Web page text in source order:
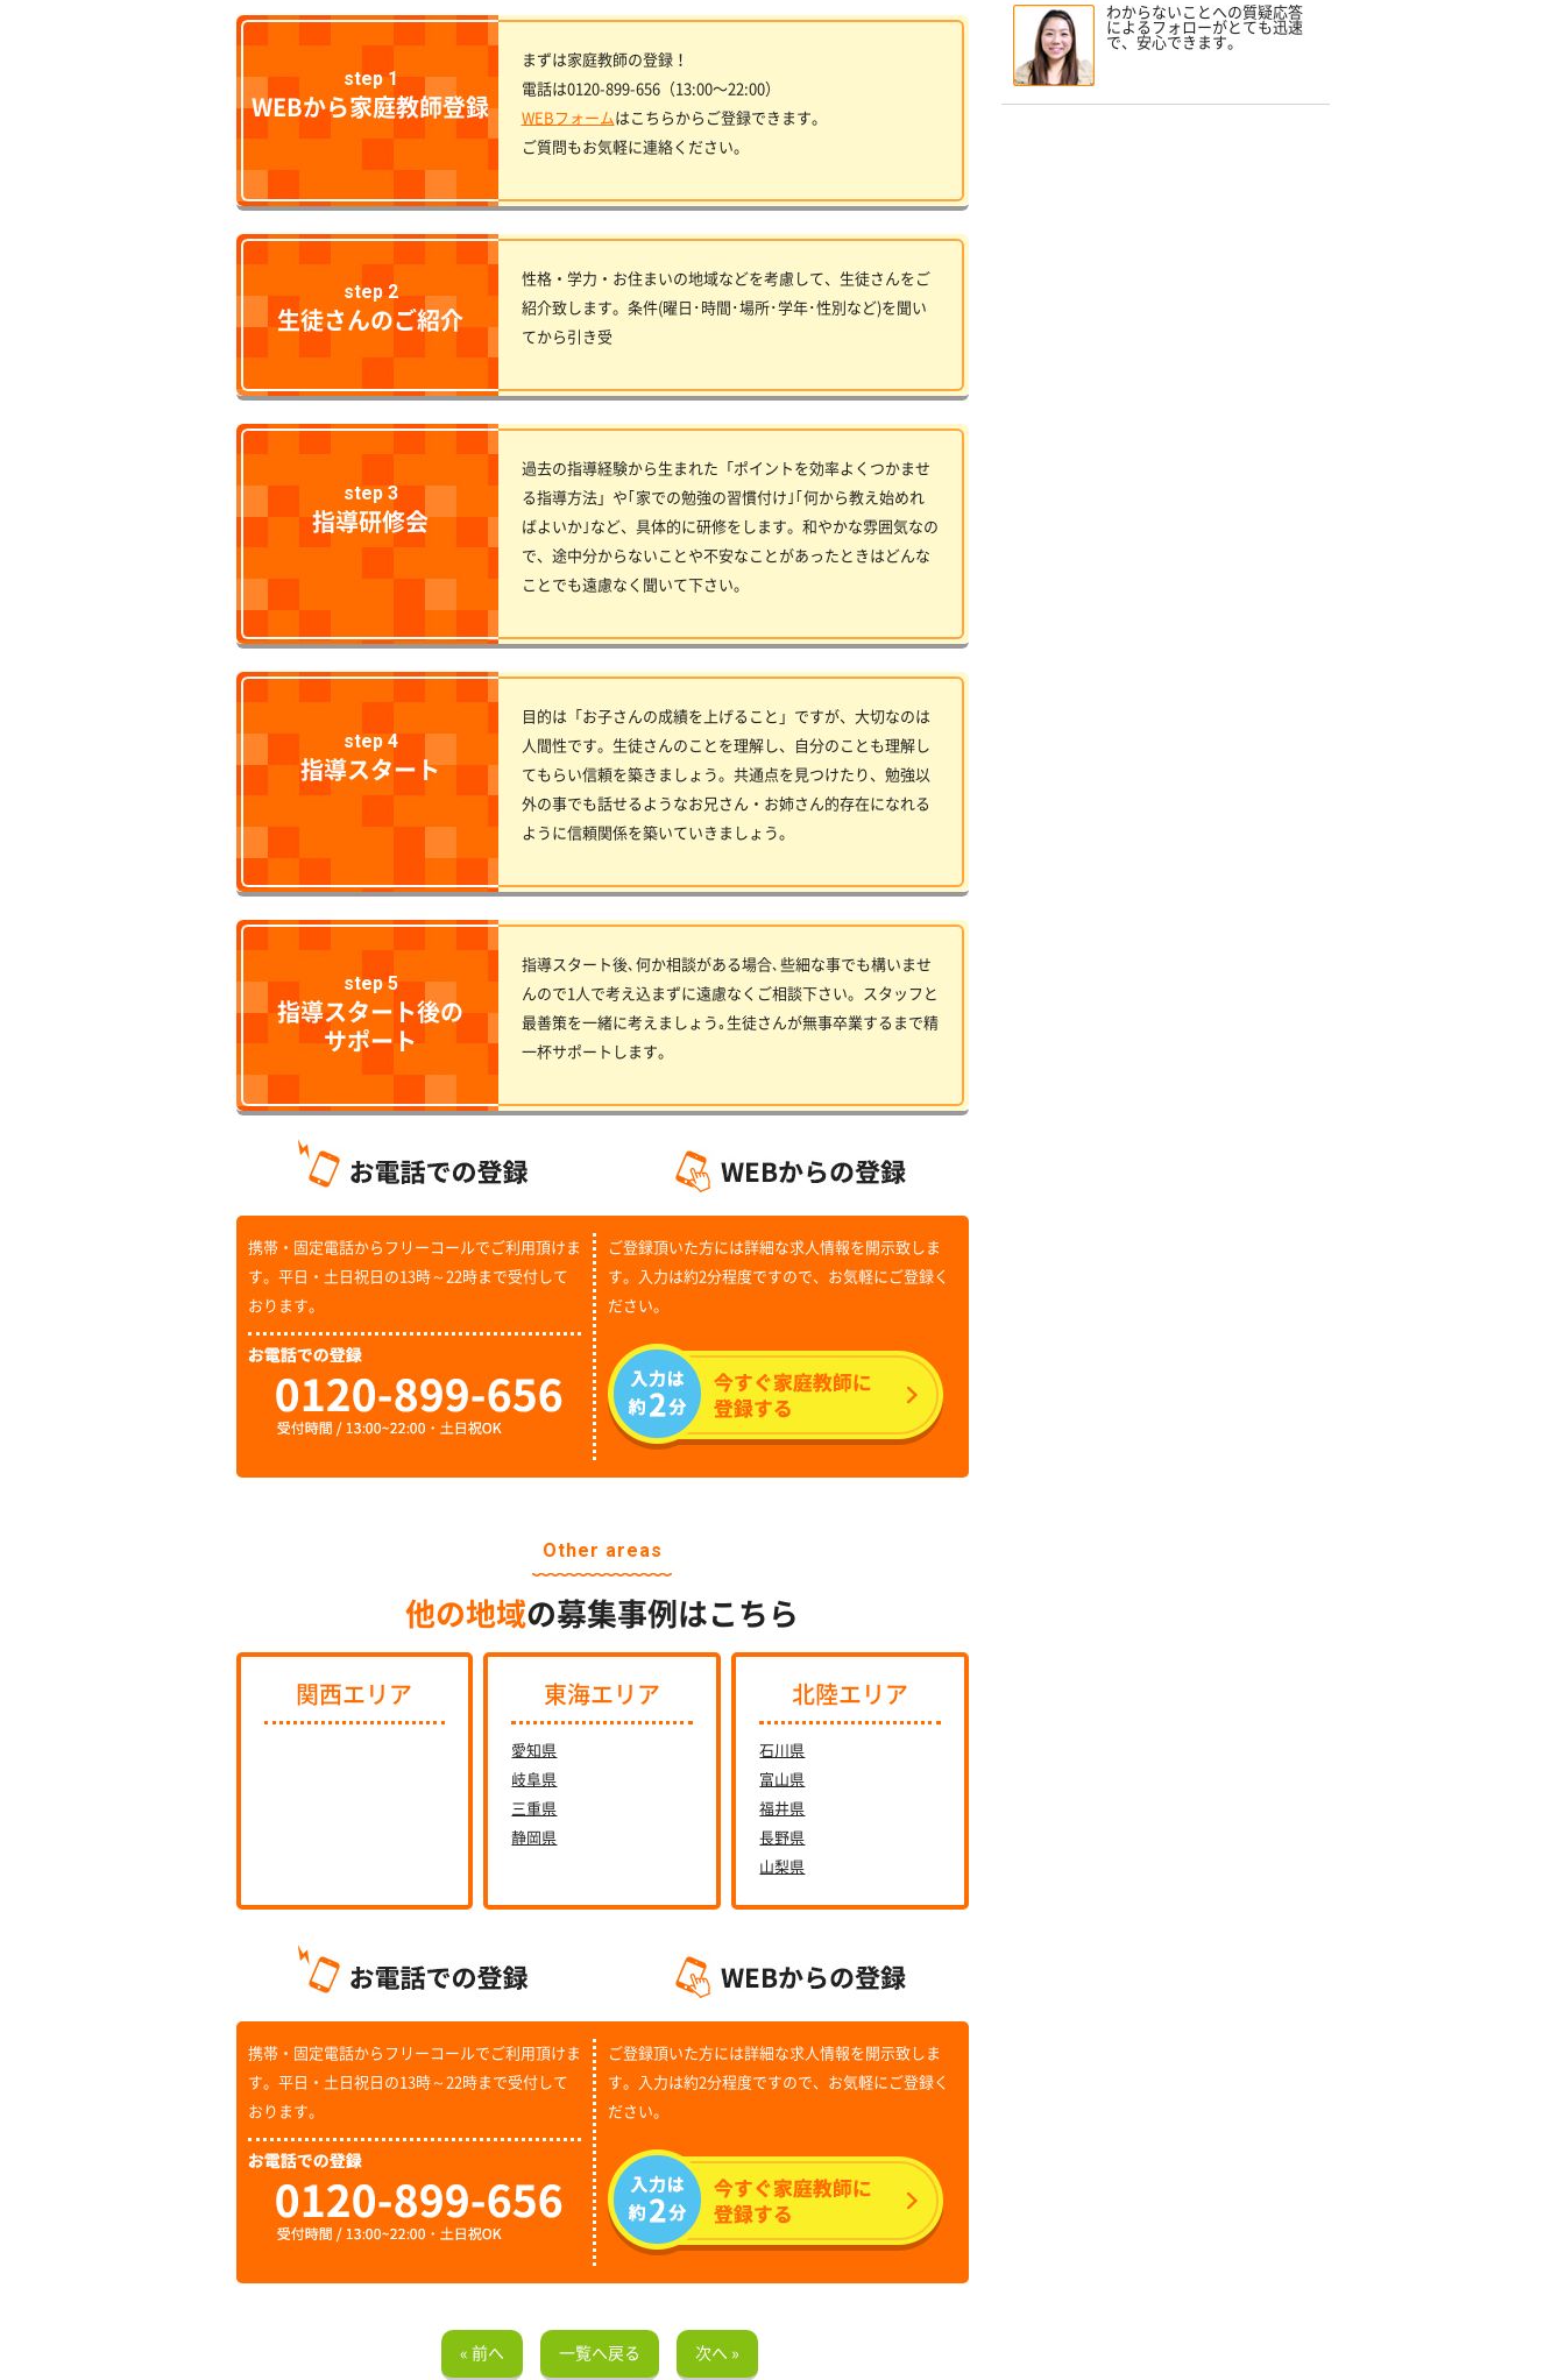
step 1
WEBから家庭教師登録
まずは家庭教師の登録！
電話は0120-899-656（13:00〜22:00）
WEBフォームはこちらからご登録できます。
ご質問もお気軽に連絡ください。
step 2
生徒さんのご紹介
性格・学力・お住まいの地域などを考慮して、生徒さんをご
紹介致します。条件(曜日･時間･場所･学年･性別など)を聞い
てから引き受
step 3
指導研修会
過去の指導経験から生まれた「ポイントを効率よくつかませ
る指導方法」や｢家での勉強の習慣付け｣｢何から教え始めれ
ばよいか｣など、具体的に研修をします。和やかな雰囲気なの
で、途中分からないことや不安なことがあったときはどんな
ことでも遠慮なく聞いて下さい。
step 4
指導スタート
目的は「お子さんの成績を上げること」ですが、大切なのは
人間性です。生徒さんのことを理解し、自分のことも理解し
てもらい信頼を築きましょう。共通点を見つけたり、勉強以
外の事でも話せるようなお兄さん・お姉さん的存在になれる
ように信頼関係を築いていきましょう。
step 5
指導スタート後の
サポート
指導スタート後､何か相談がある場合､些細な事でも構いませ
んので1人で考え込まずに遠慮なくご相談下さい。スタッフと
最善策を一緒に考えましょう｡生徒さんが無事卒業するまで精
一杯サポートします。
携帯・固定電話からフリーコールでご利用頂けま
す。平日・土日祝日の13時～22時まで受付して
おります。
ご登録頂いた方には詳細な求人情報を開示致しま
す。入力は約2分程度ですので、お気軽にご登録く
ださい。
Other areas
他の地域の募集事例はこちら
関西エリア 東海エリア
愛知県
岐阜県
三重県
静岡県
北陸エリア
石川県
富山県
福井県
長野県
山梨県
携帯・固定電話からフリーコールでご利用頂けま
す。平日・土日祝日の13時～22時まで受付して
おります。
ご登録頂いた方には詳細な求人情報を開示致しま
す。入力は約2分程度ですので、お気軽にご登録く
ださい。
« 前へ 一覧へ戻る 次へ »
わからないことへの質疑応答
によるフォローがとても迅速
で、安心できます。